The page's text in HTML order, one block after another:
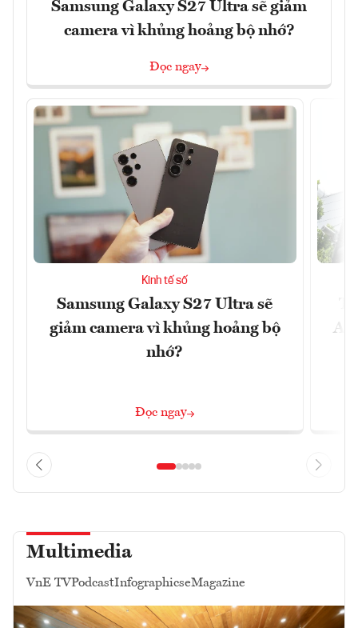
Samsung Galaxy S27 Ultra sẽ giảm
camera vì khủng hoảng bộ nhớ?
Đọc ngay
Kinh tế số
Samsung Galaxy S27 Ultra sẽ
giảm camera vì khủng hoảng bộ
nhớ?
Đọc ngay
Multimedia
VnE TVPodcastInfographicseMagazine